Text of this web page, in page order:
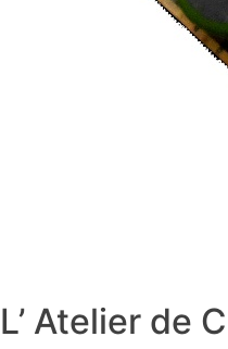
L’ Atelier de